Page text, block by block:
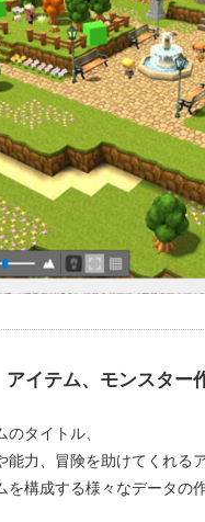
イテム、モンスター
タイトル、
力、冒険を助けてくれる
構成する様々なデータの